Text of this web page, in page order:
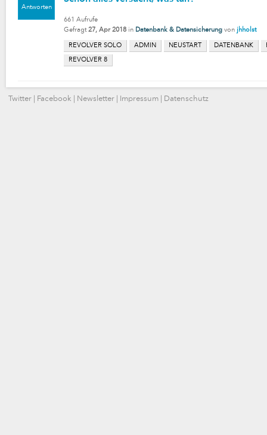
Antworten
661 Aufrufe
Gefragt 27, Apr 2018 in Datenbank & Datensicherung von jhholst
REVOLVER SOLO ADMIN NEUSTART DATENBANK
REVOLVER 8
Twitter Facebook Newsletter Impressum Datenschutz